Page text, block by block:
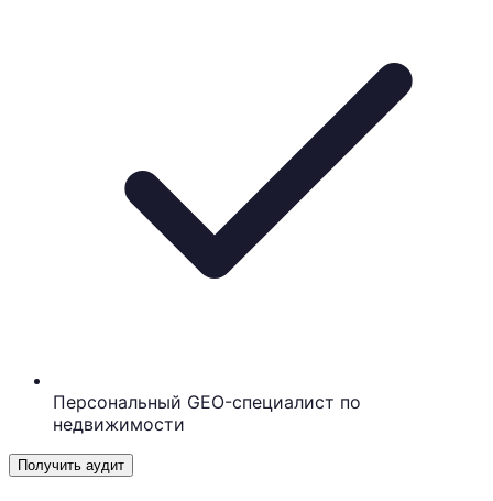
Персональный GEO-специалист по
недвижимости
Получить аудит